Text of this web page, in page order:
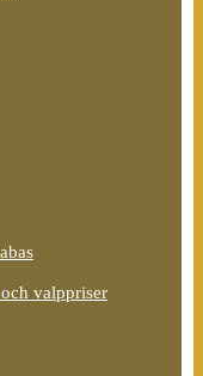
valppriser